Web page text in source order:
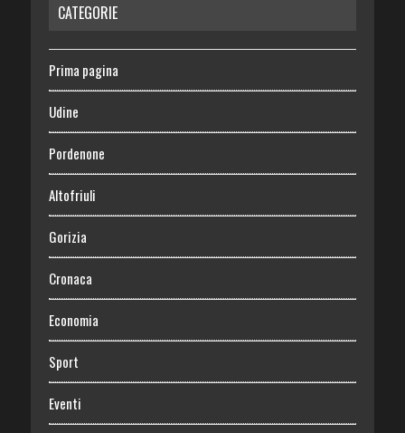
CATEGORIE
Prima pagina
Udine
Pordenone
Altofriuli
Gorizia
Cronaca
Economia
Sport
Eventi